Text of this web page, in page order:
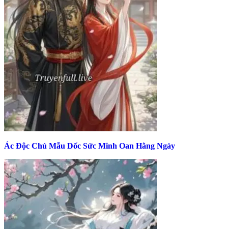
Ác Độc Chủ Mẫu Dốc Sức Minh Oan Hằng Ngày